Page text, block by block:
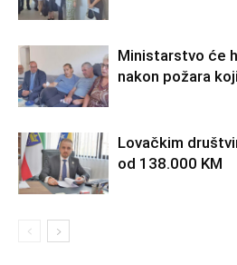
Ministarstvo će
nakon požara
Lovačkim
od 138.000 KM